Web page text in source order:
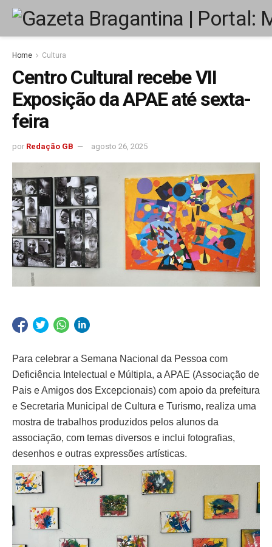
Home Cultura
Centro Cultural recebe VII
Exposição da APAE até sexta-
feira
por Redação GB agosto 26, 2025
Para celebrar a Semana Nacional da Pessoa com
Deficiência Intelectual e Múltipla, a APAE (Associação de
Pais e Amigos dos Excepcionais) com apoio da prefeitura
e Secretaria Municipal de Cultura e Turismo, realiza uma
mostra de trabalhos produzidos pelos alunos da
associação, com temas diversos e inclui fotografias,
desenhos e outras expressões artísticas.